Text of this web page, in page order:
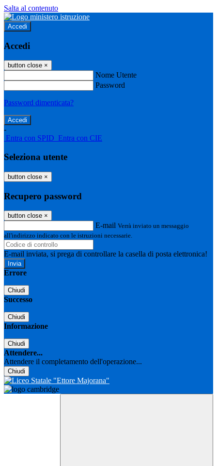
Salta al contenuto
Accedi
Accedi
button close ×
Nome Utente
Password
Password dimenticata?
-
Entra con SPID Entra con CIE
Seleziona utente
button close ×
Recupero password
button close ×
E-mail Verrà inviato un messaggio
all'indirizzo indicato con le istruzioni necessarie.
E-mail inviata, si prega di controllare la casella di posta elettronica!
Errore
Chiudi
Successo
Chiudi
Informazione
Chiudi
Attendere...
Attendere il completamento dell'operazione...
Chiudi